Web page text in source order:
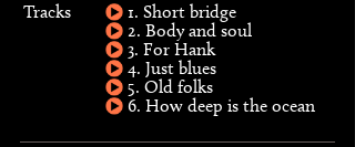
Tracks
1. Short bridge
2. Body and soul
3. For Hank
4. Just blues
5. Old folks
6. How deep is the ocean